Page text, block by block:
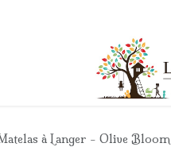
Contact
à Langer - Olive Bloom